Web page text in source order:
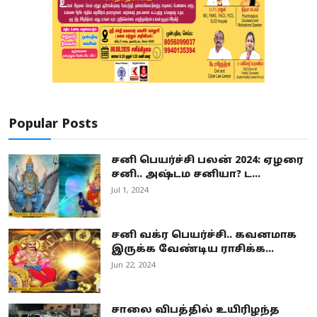
Popular Posts
சனி பெயர்ச்சி பலன் 2024: ஏழரை
சனி.. அஷ்டம சனியா? ட...
Jul 1, 2024
சனி வக்ர பெயர்ச்சி.. கவனமாக
இருக்க வேண்டிய ராசிக்க...
Jun 22, 2024
சாலை விபத்தில் உயிரிழந்த